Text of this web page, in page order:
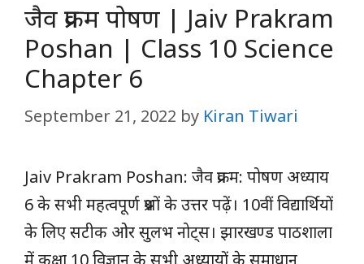
जैव प्रक्रम पोषण | Jaiv Prakram
Poshan | Class 10 Science
Chapter 6
September 21, 2022 by Kiran Tiwari
Jaiv Prakram Poshan: जैव प्रक्रम: पोषण अध्याय
6 के सभी महत्वपूर्ण प्रश्नों के उत्तर पढ़ें। 10वीं विद्यार्थियों
के लिए सटीक ओर सुलभ नोट्स। झारखण्ड पाठशाला